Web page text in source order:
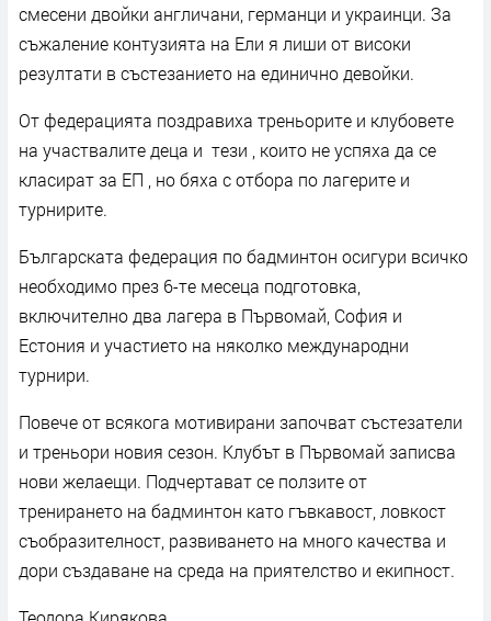
смесени двойки англичани, германци и украинци. За
съжаление контузията на Ели я лиши от високи
резултати в състезанието на единично девойки.
От федерацията поздравиха треньорите и клубовете
на участвалите деца и тези , които не успяха да се
класират за ЕП , но бяха с отбора по лагерите и
турнирите.
Българската федерация по бадминтон осигури всичко
необходимо през 6-те месеца подготовка,
включително два лагера в Първомай, София и
Естония и участието на няколко международни
турнири.
Повече от всякога мотивирани започват състезатели
и треньори новия сезон. Клубът в Първомай записва
нови желаещи. Подчертават се ползите от
тренирането на бадминтон като гъвкавост, ловкост
съобразителност, развиването на много качества и
дори създаване на среда на приятелство и екипност.